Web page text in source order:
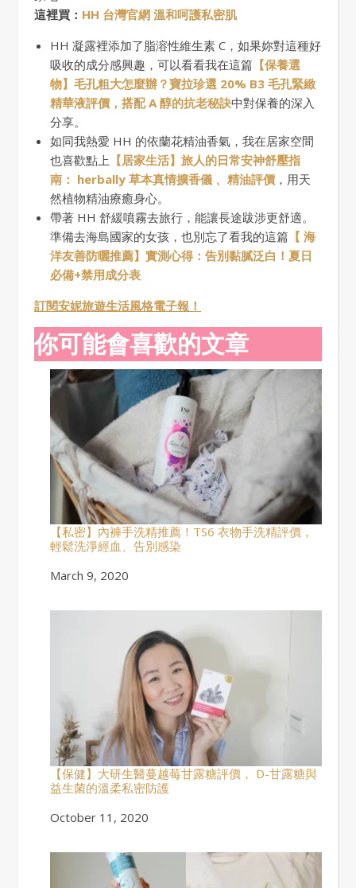
這裡買： HH 台灣官網 溫和呵護私密肌
HH 凝露裡添加了脂溶性維生素 C，如果妳對這種好
吸收的成分感興趣，可以看看我在這篇 【保養選
物】毛孔粗大怎麼辦？寶拉珍選 20% B3 毛孔緊緻
精華液評價，搭配 A 醇的抗老秘訣中對保養的深入
分享。
如同我熱愛 HH 的依蘭花精油香氣，我在居家空間
也喜歡點上 【居家生活】旅人的日常安神舒壓指
南： herbally 草本真情擴香儀 、精油評價 ，用天
然植物精油療癒身心。
帶著 HH 舒緩噴霧去旅行，能讓長途跋涉更舒適。
準備去海島國家的女孩，也別忘了看我的這篇 【 海
洋友善防曬推薦】實測心得：告別黏膩泛白！夏日
必備+禁用成分表
訂閱安妮旅遊生活風格電子報！
你可能會喜歡的文章
【私密】內褲手洗精推薦！TS6 衣物手洗精評價，
輕鬆洗淨經血、告別感染
Date
March 9, 2020
【保健】大研生醫蔓越莓甘露糖評價， D-甘露糖與
益生菌的溫柔私密防護
Date
October 11, 2020